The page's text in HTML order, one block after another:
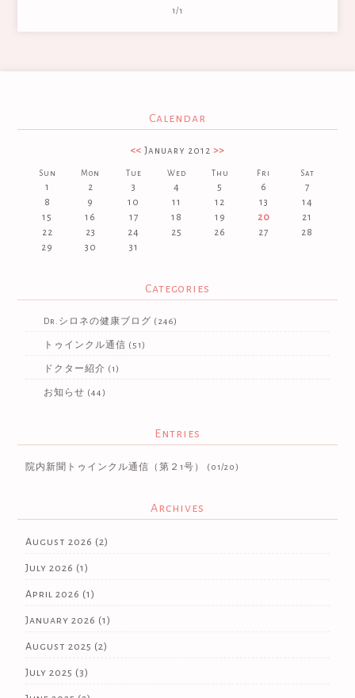
1/1
Calendar
<< January 2012 >>
Sun Mon Tue Wed Thu Fri Sat
1 2 3 4 5 6
7
8
9 10 11 12 13
14
15
16 17 18 19 20
21
22
23 24 25 26 27
28
29
30 31
Categories
Dr.シロネの健康ブログ (246)
トゥインクル通信 (51)
ドクター紹介 (1)
お知らせ (44)
Entries
院内新聞トゥインクル通信（第２1号） (01/20)
Archives
August 2026 (2)
July 2026 (1)
April 2026 (1)
January 2026 (1)
August 2025 (2)
July 2025 (3)